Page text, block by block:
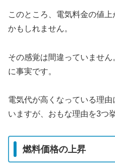
このところ、電気料金の値
かもしれません。
その感覚は間違っていませ
に事実です。
電気代が高くなっている理
いますが、おもな理由を3つ
燃料価格の上昇